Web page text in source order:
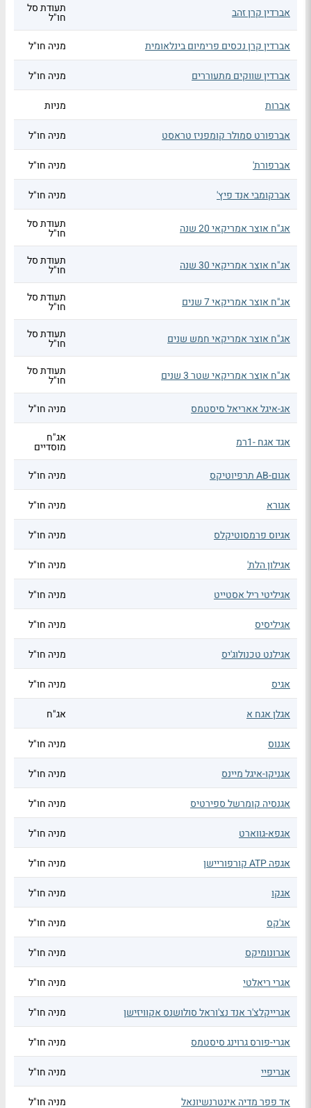
אברדין קרן זהב תעודת סל
חו"ל
אברדין קרן נכסים פרימיום בינלאומית
מניה חו"ל
אברדין שווקים מתעוררים מניה חו"ל
אברות מניות
אברפורט סמולר קומפניז טראסט מניה חו"ל
אברפורת' מניה חו"ל
אברקומבי אנד פיץ' מניה חו"ל
אג"ח אוצר אמריקאי 20 שנה תעודת סל
חו"ל
אג"ח אוצר אמריקאי 30 שנה תעודת סל
חו"ל
אג"ח אוצר אמריקאי 7 שנים תעודת סל
חו"ל
אג"ח אוצר אמריקאי חמש שנים תעודת סל
חו"ל
אג"ח אוצר אמריקאי שטר 3 שנים תעודת סל
חו"ל
אג-איגל אאריאל סיסטמס
מניה חו"ל
אגד אגח -1רמ אג"ח
מוסדיים
אגום-AB תרפיוטיקס
מניה חו"ל
אגורא מניה חו"ל
אגיוס פרמסוטיקלס מניה חו"ל
אגילון הלת' מניה חו"ל
אגיליטי ריל אסטייט מניה חו"ל
אגיליסיס מניה חו"ל
אגילנט טכנולוג'יס מניה חו"ל
אגיס מניה חו"ל
אגלן אגח א אג"ח
אגנוס מניה חו"ל
אגניקו-איגל מיינס מניה חו"ל
אגנסיה קומרשל ספירטיס מניה חו"ל
אגפא-גווארט מניה חו"ל
אגפה ATP קורפוריישן מניה חו"ל
אגקו מניה חו"ל
אג'קס מניה חו"ל
אגרונומיקס מניה חו"ל
אגרי ריאלטי מניה חו"ל
אגרייקלצ'ר אנד נצ'וראל סולושנס אקוויזישן מניה חו"ל
אגרי-פורס גרוינג סיסטמס מניה חו"ל
אגריפיי מניה חו"ל
אד פפר מדיה אינטרנשיונאל מניה חו"ל